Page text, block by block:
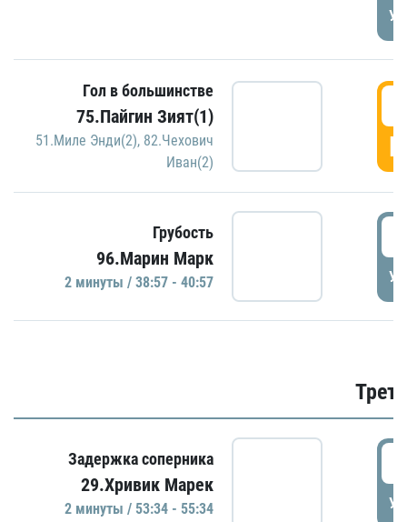
Гол в большинстве
75.Пайгин Зият(1)
51.Миле Энди(2), 82.Чехович
Иван(2)
Грубость
96.Марин Марк
2 минуты / 38:57 - 40:57
Задержка соперника
29.Хривик Марек
2 минуты / 53:34 - 55:34